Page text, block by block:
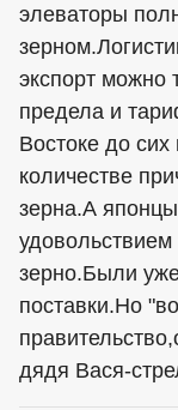
элеваторы
экспорт можно
предела и
Востоке до
количестве
зерна.А
зерно.Были
поставки.Но
дядя Вася-